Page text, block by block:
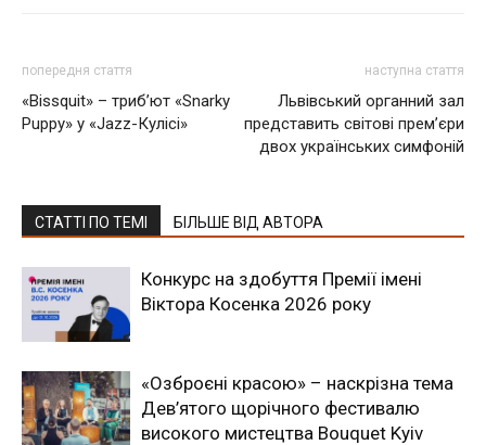
попередня стаття
«Bissquit» – триб’ют «Snarky
Puppy» у «Jazz-Кулісі»
наступна стаття
Львівський органний зал
представить світові премʼєри
двох українських симфоній
СТАТТІ ПО ТЕМІ БІЛЬШЕ ВІД АВТОРА
Конкурс на здобуття Премії імені
Віктора Косенка 2026 року
«Озброєні красою» – наскрізна тема
Дев’ятого щорічного фестивалю
високого мистецтва Bouquet Kyiv